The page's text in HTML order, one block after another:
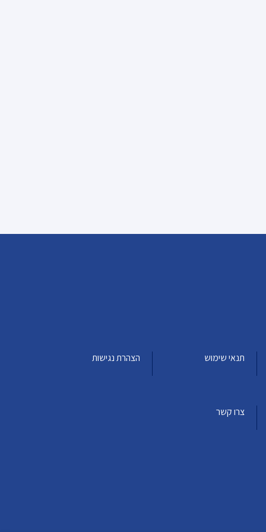
תנאי שימוש הצהרת נגישות
צרו קשר